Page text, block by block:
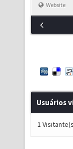
Website
Usuários
1